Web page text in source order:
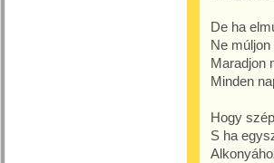
De ha
Ne
Maradjon
Minden
Hogy
S ha